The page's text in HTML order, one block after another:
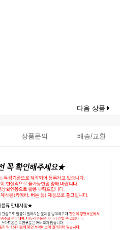
다음 상품
상품문의 배송/교환